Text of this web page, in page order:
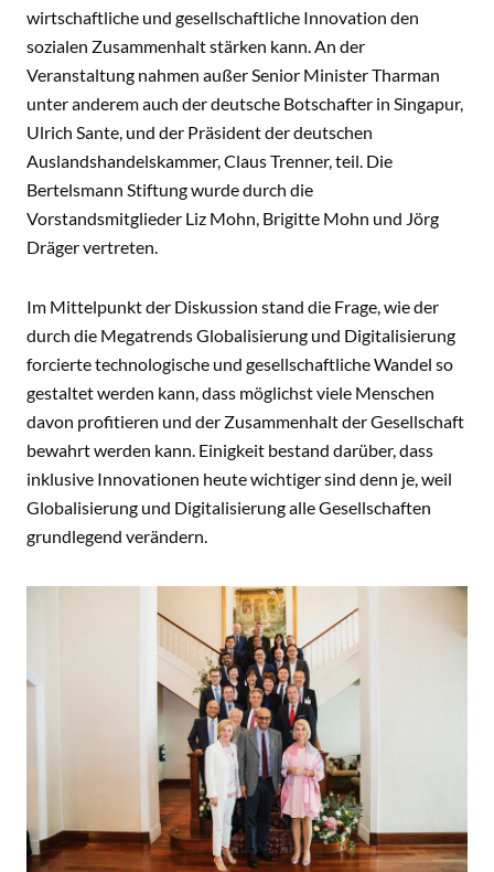
wirtschaftliche und gesellschaftliche Innovation den
sozialen Zusammenhalt stärken kann. An der
Veranstaltung nahmen außer Senior Minister Tharman
unter anderem auch der deutsche Botschafter in Singapur,
Ulrich Sante, und der Präsident der deutschen
Auslandshandelskammer, Claus Trenner, teil. Die
Bertelsmann Stiftung wurde durch die
Vorstandsmitglieder Liz Mohn, Brigitte Mohn und Jörg
Dräger vertreten.
Im Mittelpunkt der Diskussion stand die Frage, wie der
durch die Megatrends Globalisierung und Digitalisierung
forcierte technologische und gesellschaftliche Wandel so
gestaltet werden kann, dass möglichst viele Menschen
davon profitieren und der Zusammenhalt der Gesellschaft
bewahrt werden kann. Einigkeit bestand darüber, dass
inklusive Innovationen heute wichtiger sind denn je, weil
Globalisierung und Digitalisierung alle Gesellschaften
grundlegend verändern.